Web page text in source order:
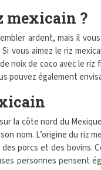
mexicain ?
ardent, mais il
vous aimez le riz
noix de coco avec le
pouvez également
la côte nord du
nom. L’origine du riz
porcs et des bovins.
personnes pensent